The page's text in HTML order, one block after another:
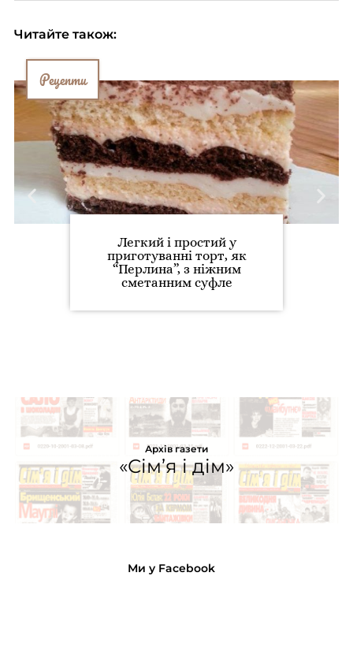
Читайте також:
Рецепти
Легкий і простий у
приготуванні торт, як
“Перлина”, з ніжним
сметанним суфле
Архів газети
«Сім’я і дім»
Ми у Facebook